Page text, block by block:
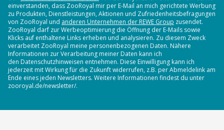
einverstanden, dass ZooRoyal mir per E-Mail an mich gerichtete Werbung
zu Produkten, Dienstleistungen, Aktionen und Zufriedenheitsbefragungen
von ZooRoyal und anderen Unternehmen der REWE Group zusendet.
ZooRoyal darf zur Werbeoptimierung die Öffnung der E-Mails sowie
Klicks auf enthaltene Links erheben und analysieren. Zu diesem Zweck
verarbeitet ZooRoyal meine personenbezogenen Daten. Nähere
Informationen zur Verarbeitung meiner Daten kann ich
den Datenschutzhinweisen entnehmen. Diese Einwilligung kann ich
jederzeit mit Wirkung für die Zukunft widerrufen, z.B. per Abmeldelink am
Ende eines jeden Newsletters. Weitere Informationen findest du unter
zooroyal.de/newsletter/.